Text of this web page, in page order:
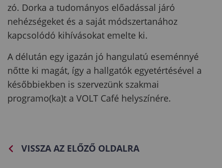
zó. Dorka a tudományos előadással járó
nehézségeket és a saját módszertanához
kapcsolódó kihívásokat emelte ki.
A délután egy igazán jó hangulatú eseménnyé
nőtte ki magát, így a hallgatók egyetértésével a
későbbiekben is szervezünk szakmai
programo(ka)t a VOLT Café helyszínére.
VISSZA AZ ELŐZŐ OLDALRA